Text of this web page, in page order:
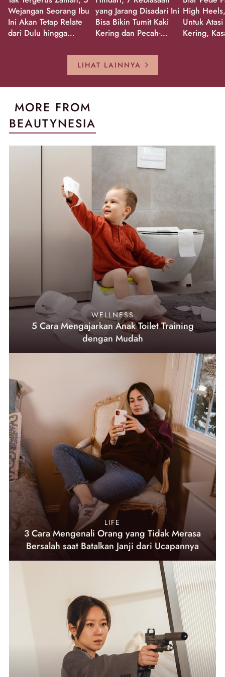
Wejangan Seorang Ibu
Ini Akan Tetap Relate
dari Dulu hingga
yang Jarang Disadari Ini
Bisa Bikin Tumit Kaki
Kering dan Pecah-
High
Untuk
Kering,
LIHAT LAINNYA
MORE FROM
BEAUTYNESIA
WELLNESS
5 Cara Mengajarkan Anak Toilet Training
dengan Mudah
LIFE
3 Cara Mengenali Orang yang Tidak Merasa
Bersalah saat Batalkan Janji dari Ucapannya